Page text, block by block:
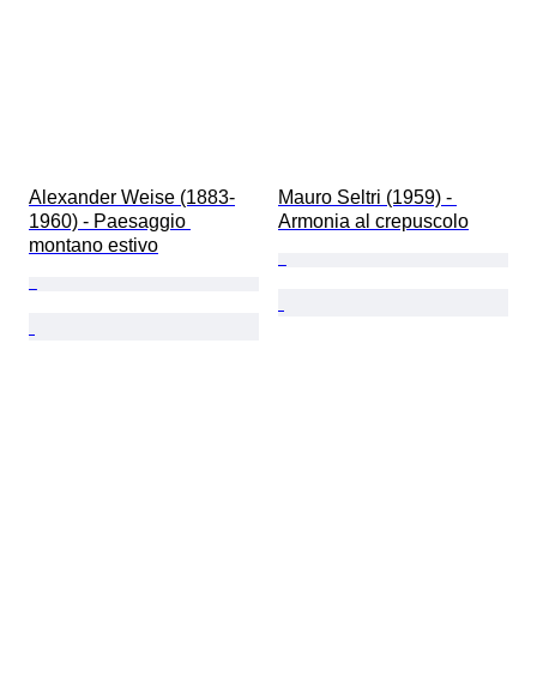
Alexander Weise (1883-
1960) - Paesaggio
montano estivo
Mauro Seltri (1959) -
Armonia al crepuscolo